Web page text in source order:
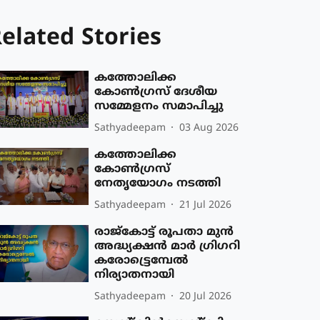
Stories
കത്തോലിക്ക
കോൺഗ്രസ് ദേശീയ
സമ്മേളനം സമാപിച്ചു
Sathyadeepam 03 Aug 2026
കത്തോലിക്ക
കോൺഗ്രസ്
നേതൃയോഗം നടത്തി
Sathyadeepam 21 Jul 2026
രാജ്കോട്ട് രൂപതാ മുൻ
അദ്ധ്യക്ഷൻ മാർ ഗ്രിഗറി
കരോട്ട്രെമ്പേൽ
നിര്യാതനായി
Sathyadeepam 20 Jul 2026